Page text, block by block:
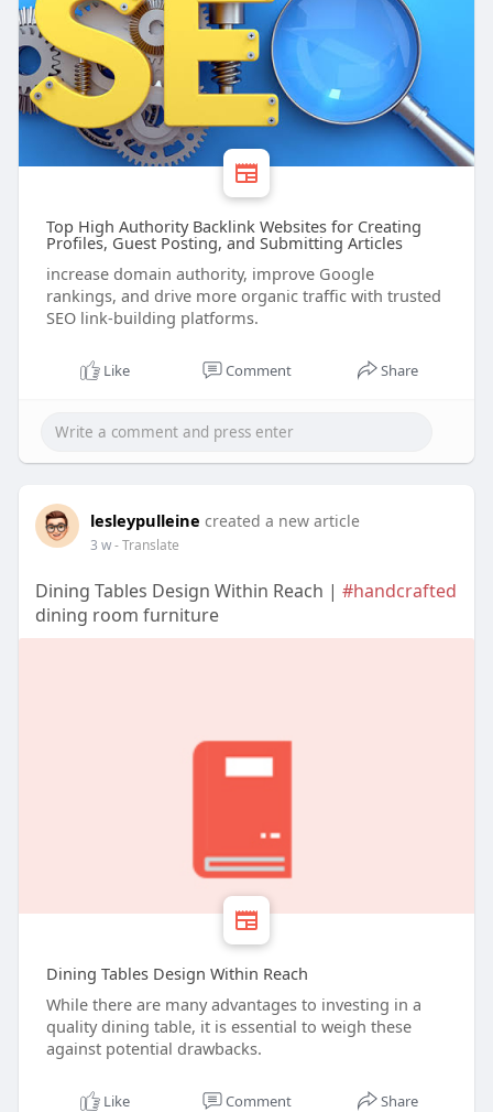
Top High Authority Backlink Websites for Creating
Profiles, Guest Posting, and Submitting Articles
increase domain authority, improve Google
rankings, and drive more organic traffic with trusted
SEO link-building platforms.
Like Comment Share
lesleypulleine created a new article
3 w- Translate
Dining Tables Design Within Reach | #handcrafted
dining room furniture
Dining Tables Design Within Reach
While there are many advantages to investing in a
quality dining table, it is essential to weigh these
against potential drawbacks.
Like Comment Share